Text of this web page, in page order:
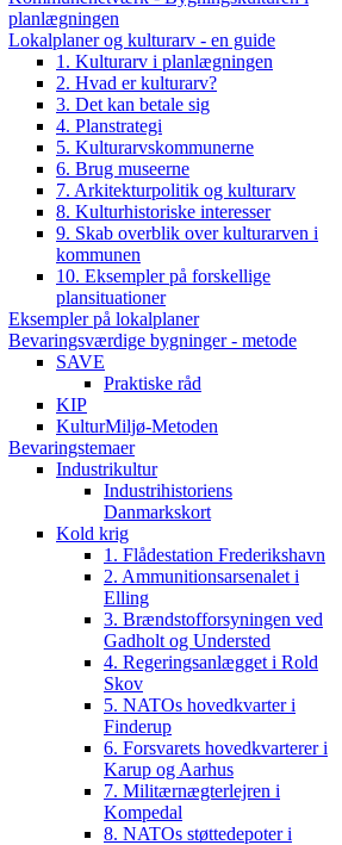
planlægningen
Lokalplaner og kulturarv - en guide
1. Kulturarv i planlægningen
2. Hvad er kulturarv?
3. Det kan betale sig
4. Planstrategi
5. Kulturarvskommunerne
6. Brug museerne
7. Arkitekturpolitik og kulturarv
8. Kulturhistoriske interesser
9. Skab overblik over kulturarven i
kommunen
10. Eksempler på forskellige
plansituationer
Eksempler på lokalplaner
Bevaringsværdige bygninger - metode
SAVE
Praktiske råd
KIP
KulturMiljø-Metoden
Bevaringstemaer
Industrikultur
Industrihistoriens
Danmarkskort
Kold krig
1. Flådestation Frederikshavn
2. Ammunitionsarsenalet i
Elling
3. Brændstofforsyningen ved
Gadholt og Understed
4. Regeringsanlægget i Rold
Skov
5. NATOs hovedkvarter i
Finderup
6. Forsvarets hovedkvarterer i
Karup og Aarhus
7. Militærnægterlejren i
Kompedal
8. NATOs støttedepoter i